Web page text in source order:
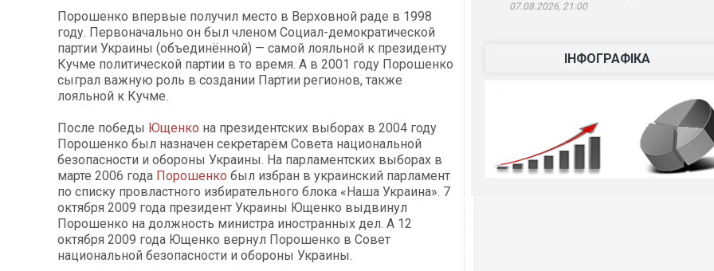
Порошенко впервые получил место в Верховной раде в 1998
году. Первоначально он был членом Социал-демократической
партии Украины (объединённой) — самой лояльной к президенту
Кучме политической партии в то время. А в 2001 году Порошенко
сыграл важную роль в создании Партии регионов, также
лояльной к Кучме.
После победы Ющенко на президентских выборах в 2004 году
Порошенко был назначен секретарём Совета национальной
безопасности и обороны Украины. На парламентских выборах в
марте 2006 года Порошенко был избран в украинский парламент
по списку провластного избирательного блока «Наша Украина». 7
октября 2009 года президент Украины Ющенко выдвинул
Порошенко на должность министра иностранных дел. А 12
октября 2009 года Ющенко вернул Порошенко в Совет
национальной безопасности и обороны Украины.
07.08.2026, 21:00
ІНФОГРАФІКА